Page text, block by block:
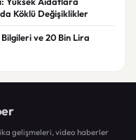
Köklü Değişiklikler
ve 20 Bin Lira
gelişmeleri, video haberler